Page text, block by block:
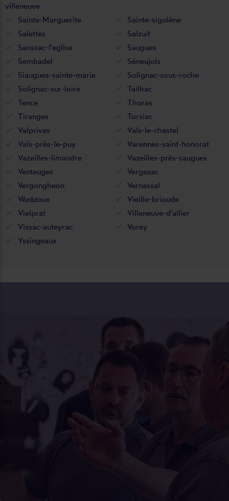
villeneuve
Sainte-Marguerite
Sainte-sigolène
Salettes
Salzuit
Sanssac-l'eglise
Saugues
Sembadel
Séneujols
Siaugues-sainte-marie
Solignac-sous-roche
Solignac-sur-loire
Tailhac
Tence
Thoras
Tiranges
Torsiac
Valprivas
Vals-le-chastel
Vals-près-le-puy
Varennes-saint-honorat
Vazeilles-limandre
Vazeilles-près-saugues
Venteuges
Vergezac
Vergongheon
Vernassal
Vézézoux
Vieille-brioude
Vielprat
Villeneuve-d'allier
Vissac-auteyrac
Vorey
Yssingeaux